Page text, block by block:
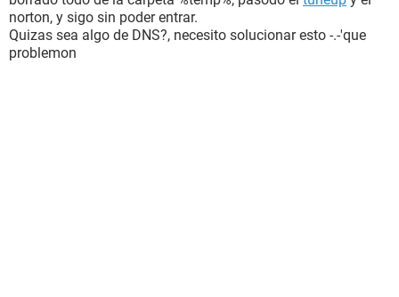
norton, y sigo sin poder entrar.
Quizas sea algo de DNS?, necesito solucionar esto -.-'que
problemon